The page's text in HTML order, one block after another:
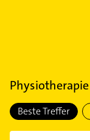
Physiotherapie
Beste Treffer